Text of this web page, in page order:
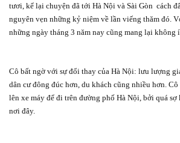
tươi, kể lại chuyện đã tới Hà Nội và Sài Gòn cách
nguyên vẹn những kỷ niệm về lần viếng thăm đó.
những ngày tháng 3 năm nay cũng mang lại không
Cô bất ngờ với sự đổi thay của Hà Nội: lưu lượng
dân cư đông đúc hơn, du khách cũng nhiều hơn.
lên xe máy để đi trên đường phố Hà Nội, bởi quá
nơi đây.